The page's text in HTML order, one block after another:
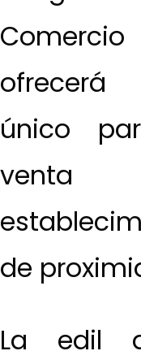
ofrecerá
único
de
La edil